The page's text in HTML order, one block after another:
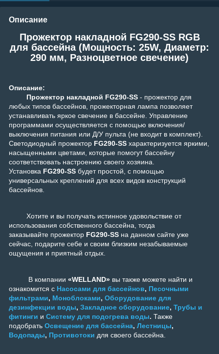
Описание
Прожектор накладной FG290-SS RGB
для бассейна (Мощность: 25W, Диаметр:
290 мм, Разноцветное свечение)
Описание:
Прожектор накладной FG290-SS - прожектор для
любых типов бассейнов, прожекторная лампа позволяет
устанавливать яркое свечение в бассейне. Управление
программами осуществляется с помощью включения/
выключения питания или Д/У пульта (не входит в комплект).
Светодиодный прожектор FG290-SS характеризуется яркими,
насыщенными цветами, которые помогут бассейну
соответствовать настроению своего хозяина.
Установка FG290-SS будет простой, с помощью
универсальных креплений для всех видов конструкций
бассейнов.
Хотите и вы получать истинное удовольствие от
использования собственного бассейна, тогда
заказывайте прожектор FG290-SS на данном сайте уже
сейчас, подарите себе и своим близким незабываемые
ощущения и приятный отдых.
В компании «WELLAND» вы также можете найти и
ознакомится с Насосами для бассейнов, Песочными
фильтрами, Моноблоками, Оборудование для
дезинфекции воды, Закладное оборудование, Трубы и
фитинги и Систему для подогрева воды. Также
подобрать Освещение для бассейна, Лестницы,
Водопады, Противотоки для своего бассейна.